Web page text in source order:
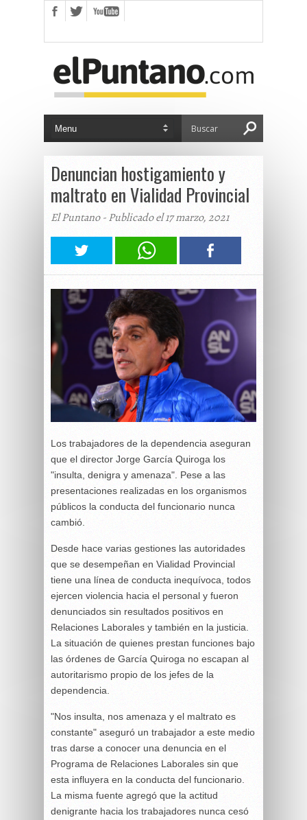
Denuncian hostigamiento y
maltrato en Vialidad Provincial
El Puntano - Publicado el 17 marzo, 2021
Los trabajadores de la dependencia aseguran
que el director Jorge García Quiroga los
"insulta, denigra y amenaza". Pese a las
presentaciones realizadas en los organismos
públicos la conducta del funcionario nunca
cambió.
Desde hace varias gestiones las autoridades
que se desempeñan en Vialidad Provincial
tiene una línea de conducta inequívoca, todos
ejercen violencia hacia el personal y fueron
denunciados sin resultados positivos en
Relaciones Laborales y también en la justicia.
La situación de quienes prestan funciones bajo
las órdenes de García Quiroga no escapan al
autoritarismo propio de los jefes de la
dependencia.
"Nos insulta, nos amenaza y el maltrato es
constante" aseguró un trabajador a este medio
tras darse a conocer una denuncia en el
Programa de Relaciones Laborales sin que
esta influyera en la conducta del funcionario.
La misma fuente agregó que la actitud
denigrante hacia los trabajadores nunca cesó